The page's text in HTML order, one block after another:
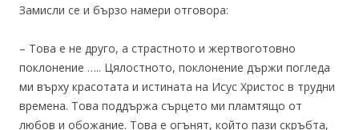
Замисли се и бързо намери отговора:
– Това е не друго, а страстното и жертвоготовно
поклонение ….. Цялостното, поклонение държи погледа
ми върху красотата и истината на Исус Христос в трудни
времена. Това поддържа сърцето ми пламтящо от
любов и обожание. Това е огънят, който пази скръбта,